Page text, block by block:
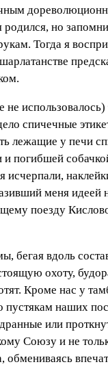
но
Тогда я
спичечные
лежащие у печи
погибшей
меня
поезду
бегая вдоль
охоту,
Кроме нас у
наших
или
Союзу и не